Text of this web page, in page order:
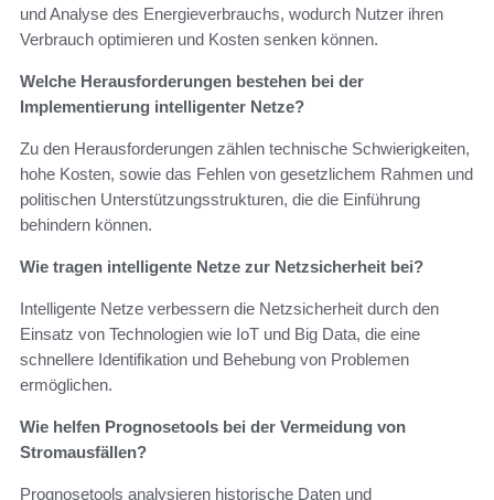
und Analyse des Energieverbrauchs, wodurch Nutzer ihren
Verbrauch optimieren und Kosten senken können.
Welche Herausforderungen bestehen bei der
Implementierung intelligenter Netze?
Zu den Herausforderungen zählen technische Schwierigkeiten,
hohe Kosten, sowie das Fehlen von gesetzlichem Rahmen und
politischen Unterstützungsstrukturen, die die Einführung
behindern können.
Wie tragen intelligente Netze zur Netzsicherheit bei?
Intelligente Netze verbessern die Netzsicherheit durch den
Einsatz von Technologien wie IoT und Big Data, die eine
schnellere Identifikation und Behebung von Problemen
ermöglichen.
Wie helfen Prognosetools bei der Vermeidung von
Stromausfällen?
Prognosetools analysieren historische Daten und